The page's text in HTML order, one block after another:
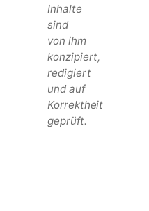
Inhalte
sind
von ihm
konzipiert,
redigiert
und auf
Korrektheit
geprüft.